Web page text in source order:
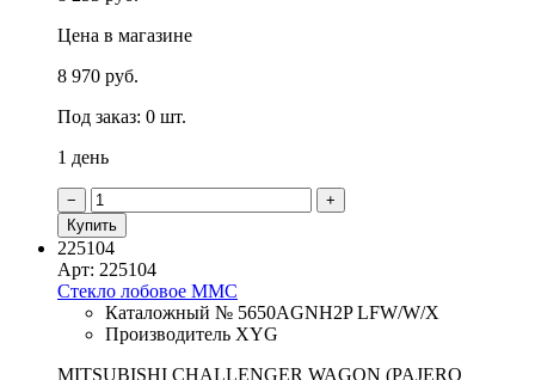
Цена в магазине
8 970 руб.
Под заказ: 0 шт.
1 день
−
+
Купить
225104
Арт: 225104
Стекло лобовое MMC
Каталожный № 5650AGNH2P LFW/W/X
Производитель XYG
MITSUBISHI CHALLENGER WAGON (PAJERO